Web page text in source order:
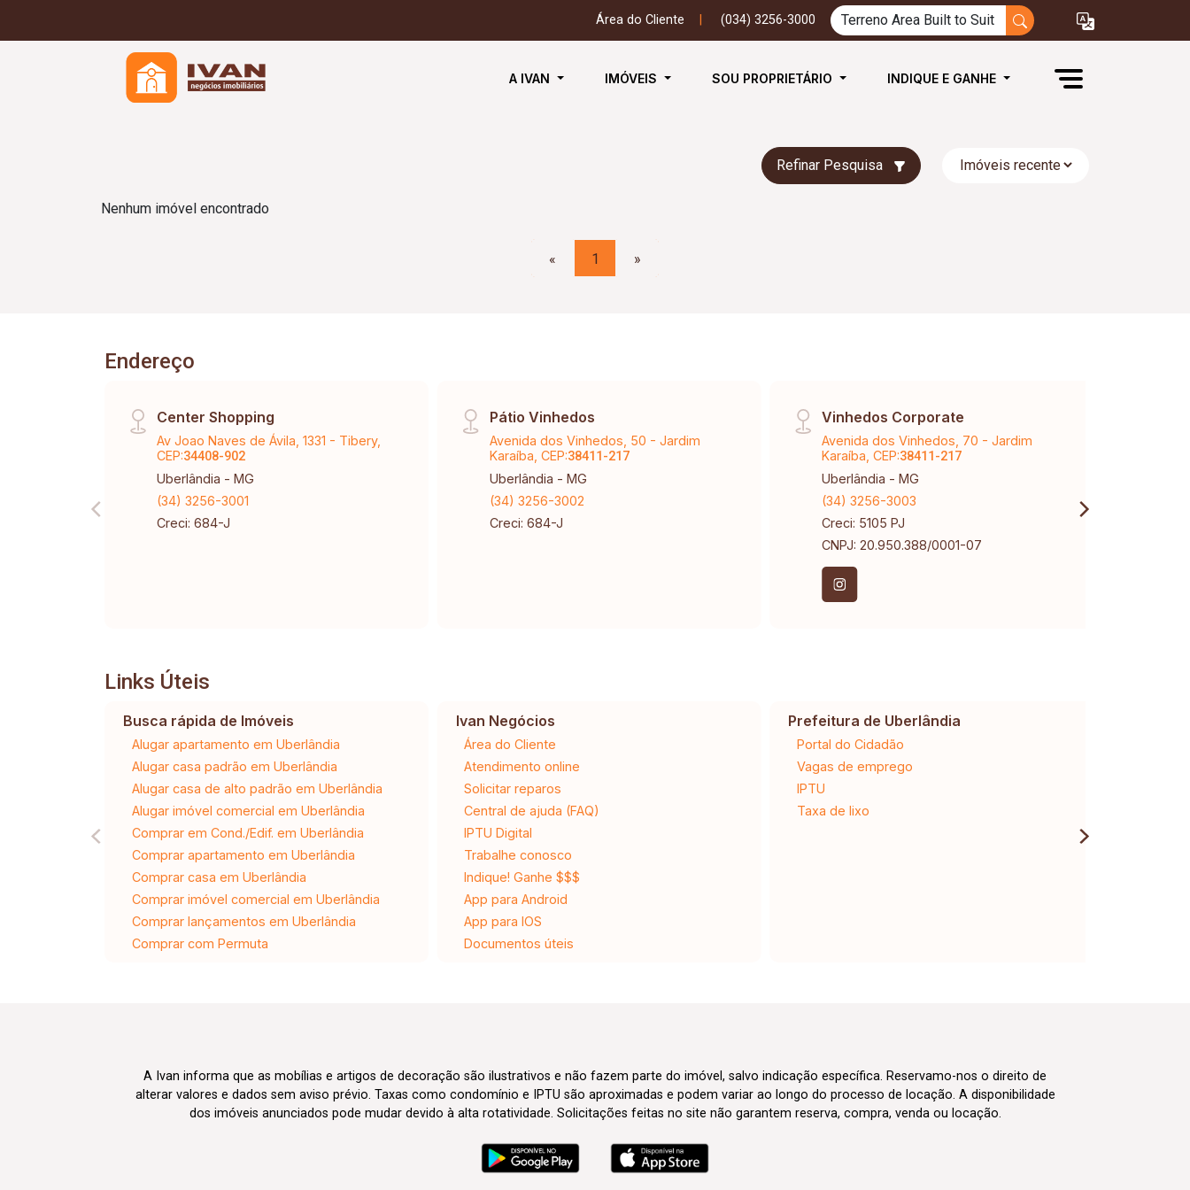
Área do Cliente (034) 3256-3000
A IVAN IMÓVEIS SOU PROPRIETÁRIO INDIQUE E GANHE
Refinar Pesquisa
Nenhum imóvel encontrado
« 1 »
Endereço
Center Shopping
Av Joao Naves de Ávila, 1331 - Tibery,
CEP:34408-902
Uberlândia - MG
(34) 3256-3001
Creci: 684-J
Pátio Vinhedos
Avenida dos Vinhedos, 50 - Jardim
Karaíba, CEP:38411-217
Uberlândia - MG
(34) 3256-3002
Creci: 684-J
Vinhedos Corporate
Avenida dos Vinhedos, 70 - Jardim
Karaíba, CEP:38411-217
Uberlândia - MG
(34) 3256-3003
Creci: 5105 PJ
CNPJ: 20.950.388/0001-07
Links Úteis
Busca rápida de Imóveis
Alugar apartamento em Uberlândia
Alugar casa padrão em Uberlândia
Alugar casa de alto padrão em Uberlândia
Alugar imóvel comercial em Uberlândia
Comprar em Cond./Edif. em Uberlândia
Comprar apartamento em Uberlândia
Comprar casa em Uberlândia
Comprar imóvel comercial em Uberlândia
Comprar lançamentos em Uberlândia
Comprar com Permuta
Ivan Negócios
Área do Cliente
Atendimento online
Solicitar reparos
Central de ajuda (FAQ)
IPTU Digital
Trabalhe conosco
Indique! Ganhe $$$
App para Android
App para IOS
Documentos úteis
Prefeitura de Uberlândia
Portal do Cidadão
Vagas de emprego
IPTU
Taxa de lixo
A Ivan informa que as mobílias e artigos de decoração são ilustrativos e não fazem parte do imóvel, salvo indicação específica. Reservamo-nos o direito de
alterar valores e dados sem aviso prévio. Taxas como condomínio e IPTU são aproximadas e podem variar ao longo do processo de locação. A disponibilidade
dos imóveis anunciados pode mudar devido à alta rotatividade. Solicitações feitas no site não garantem reserva, compra, venda ou locação.